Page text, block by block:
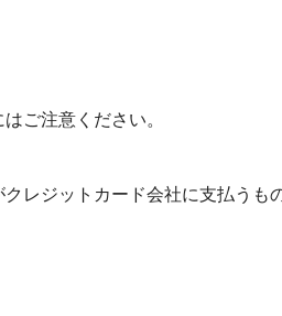
ご注意ください。
レジットカード会社に支払うも